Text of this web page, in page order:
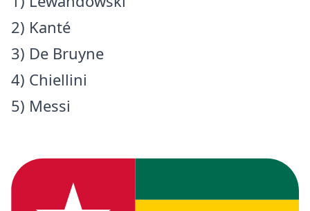
2) Kanté
3) De Bruyne
4) Chiellini
5) Messi